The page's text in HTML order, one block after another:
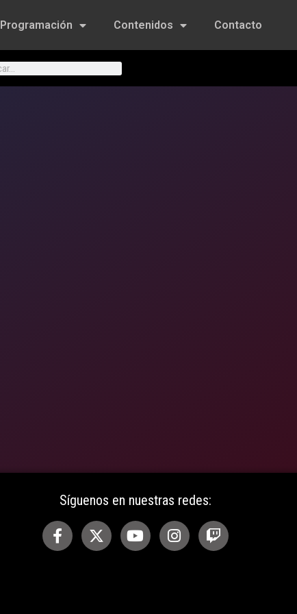
Programación Contenidos Contacto
Síguenos en nuestras redes: